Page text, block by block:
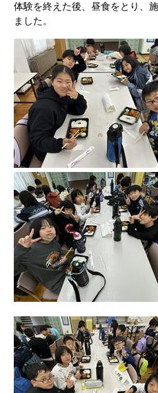
体験を終えた後、昼食をとり、
ました。